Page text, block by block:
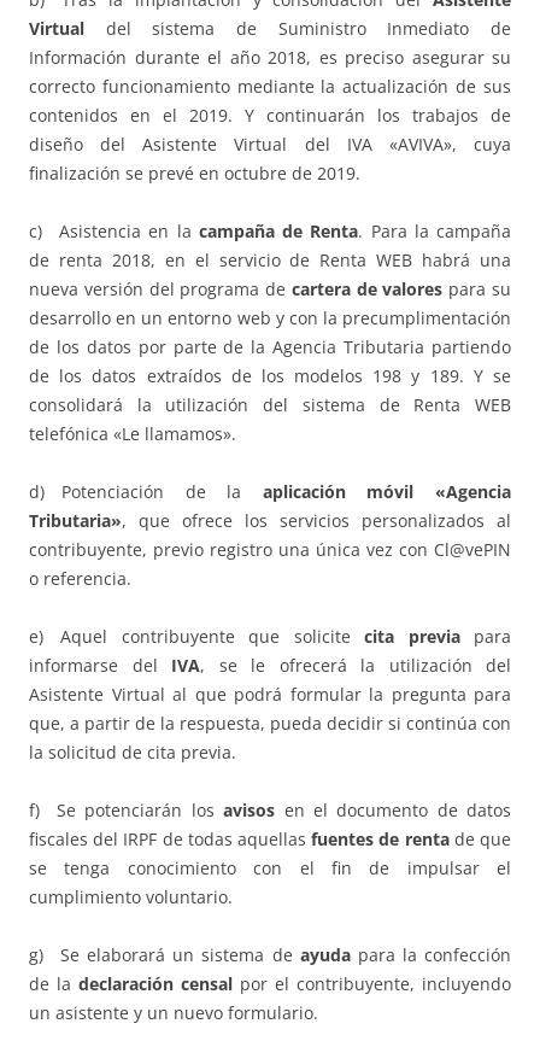
Virtual del sistema de Suministro Inmediato de
Información durante el año 2018, es preciso asegurar su
correcto funcionamiento mediante la actualización de sus
contenidos en el 2019. Y continuarán los trabajos de
diseño del Asistente Virtual del IVA «AVIVA», cuya
finalización se prevé en octubre de 2019.
c) Asistencia en la campaña de Renta. Para la campaña
de renta 2018, en el servicio de Renta WEB habrá una
nueva versión del programa de cartera de valores para su
desarrollo en un entorno web y con la precumplimentación
de los datos por parte de la Agencia Tributaria partiendo
de los datos extraídos de los modelos 198 y 189. Y se
consolidará la utilización del sistema de Renta WEB
telefónica «Le llamamos».
d) Potenciación de la aplicación móvil «Agencia
Tributaria», que ofrece los servicios personalizados al
contribuyente, previo registro una única vez con Cl@vePIN
o referencia.
e) Aquel contribuyente que solicite cita previapara
informarse del IVA, se le ofrecerá la utilización del
Asistente Virtual al que podrá formular la pregunta para
que, a partir de la respuesta, pueda decidir si continúa con
la solicitud de cita previa.
f) Se potenciarán losavisos en el documento de datos
fiscales del IRPF de todas aquellasfuentes de rentade que
se tenga conocimiento con el fin de impulsar el
cumplimiento voluntario.
g) Se elaborará un sistema de ayudapara la confección
de la declaración censal por el contribuyente, incluyendo
un asistente y un nuevo formulario.